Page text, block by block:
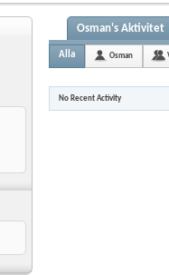
Osman's Aktivitet
Alla Osman
No Recent Activity